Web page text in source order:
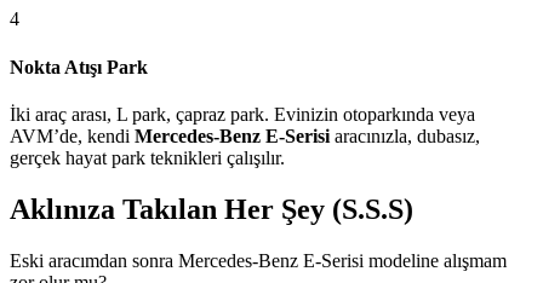
4
Nokta Atışı Park
İki araç arası, L park, çapraz park. Evinizin otoparkında veya
AVM’de, kendi Mercedes-Benz E-Serisi aracınızla, dubasız,
gerçek hayat park teknikleri çalışılır.
Aklınıza Takılan Her Şey (S.S.S)
Eski aracımdan sonra Mercedes-Benz E-Serisi modeline alışmam